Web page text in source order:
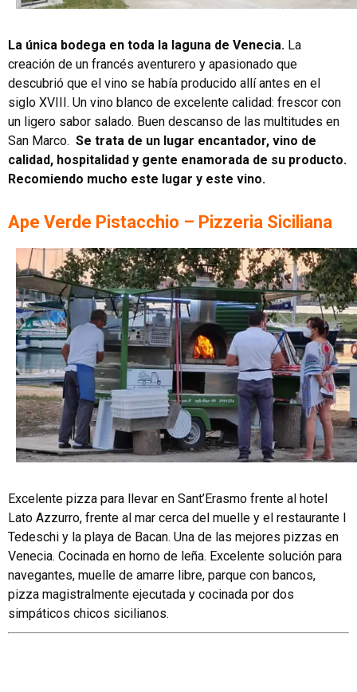
La única bodega en toda la laguna de Venecia. La
creación de un francés aventurero y apasionado que
descubrió que el vino se había producido allí antes en el
siglo XVIII. Un vino blanco de excelente calidad: frescor con
un ligero sabor salado. Buen descanso de las multitudes en
San Marco. Se trata de un lugar encantador, vino de
calidad, hospitalidad y gente enamorada de su producto.
Recomiendo mucho este lugar y este vino.
Ape Verde Pistacchio – Pizzeria Siciliana
Excelente pizza para llevar en Sant’Erasmo frente al hotel
Lato Azzurro, frente al mar cerca del muelle y el restaurante I
Tedeschi y la playa de Bacan. Una de las mejores pizzas en
Venecia. Cocinada en horno de leña. Excelente solución para
navegantes, muelle de amarre libre, parque con bancos,
pizza magistralmente ejecutada y cocinada por dos
simpáticos chicos sicilianos.